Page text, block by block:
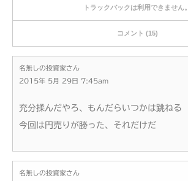
トラックバックは利用できません。
コメント (15)
名無しの投資家さん
2015年 5月 29日 7:45am
充分揉んだやろ、もんだらいつかは跳ねる
今回は円売りが勝った、それだけだ
名無しの投資家さん